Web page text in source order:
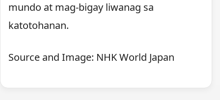
mundo at mag-bigay liwanag sa
katotohanan.
Source and Image: NHK World Japan